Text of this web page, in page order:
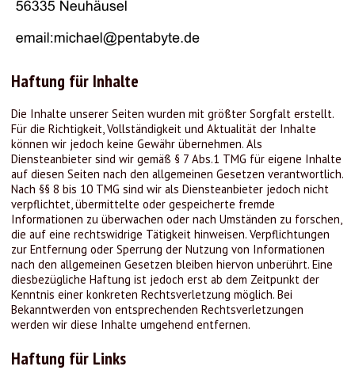
Haftung für Inhalte
Die Inhalte unserer Seiten wurden mit größter Sorgfalt erstellt.
Für die Richtigkeit, Vollständigkeit und Aktualität der Inhalte
können wir jedoch keine Gewähr übernehmen. Als
Diensteanbieter sind wir gemäß § 7 Abs.1 TMG für eigene Inhalte
auf diesen Seiten nach den allgemeinen Gesetzen verantwortlich.
Nach §§ 8 bis 10 TMG sind wir als Diensteanbieter jedoch nicht
verpflichtet, übermittelte oder gespeicherte fremde
Informationen zu überwachen oder nach Umständen zu forschen,
die auf eine rechtswidrige Tätigkeit hinweisen. Verpflichtungen
zur Entfernung oder Sperrung der Nutzung von Informationen
nach den allgemeinen Gesetzen bleiben hiervon unberührt. Eine
diesbezügliche Haftung ist jedoch erst ab dem Zeitpunkt der
Kenntnis einer konkreten Rechtsverletzung möglich. Bei
Bekanntwerden von entsprechenden Rechtsverletzungen
werden wir diese Inhalte umgehend entfernen.
Haftung für Links